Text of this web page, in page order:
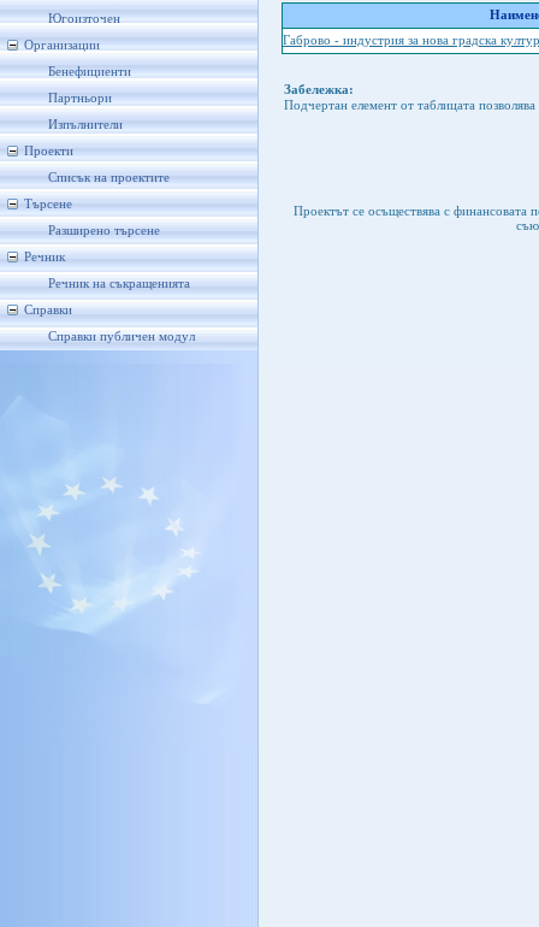
Югоизточен
Организации
Бенефициенти
Партньори
Изпълнители
Проекти
Списък на проектите
Търсене
Разширено търсене
Речник
Речник на съкращенията
Справки
Справки публичен модул
Габрово - индустрия за нова градска
Забележка:
Подчертан елемент от таблицата
Проектът се осъществява с финансовата